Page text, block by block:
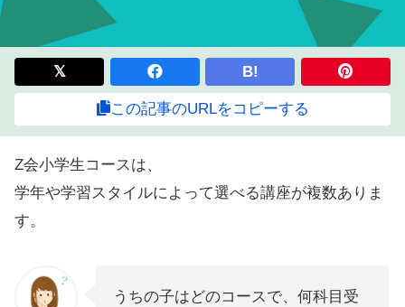
B!
この記事のURLをコピーする
Z会小学生コースは、
学年や学習スタイルによって選べる講座が複数ありま
す。
うちの子はどのコースで、何科目受